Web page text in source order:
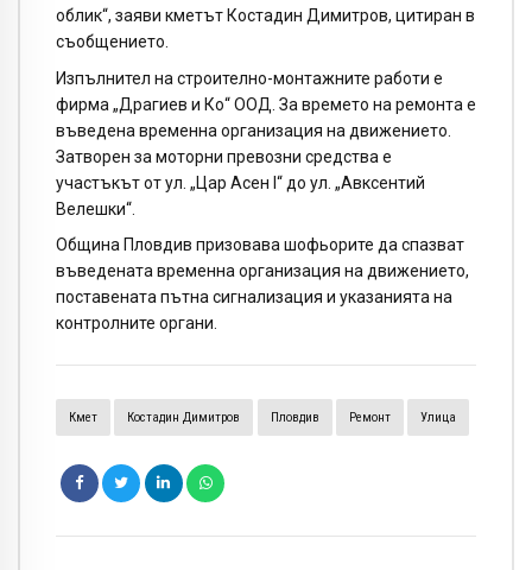
облик“, заяви кметът Костадин Димитров, цитиран в
съобщението.
Изпълнител на строително-монтажните работи е
фирма „Драгиев и Ко“ ООД. За времето на ремонта е
въведена временна организация на движението.
Затворен за моторни превозни средства е
участъкът от ул. „Цар Асен I“ до ул. „Авксентий
Велешки“.
Община Пловдив призовава шофьорите да спазват
въведената временна организация на движението,
поставената пътна сигнализация и указанията на
контролните органи.
Кмет Костадин Димитров Пловдив Ремонт Улица